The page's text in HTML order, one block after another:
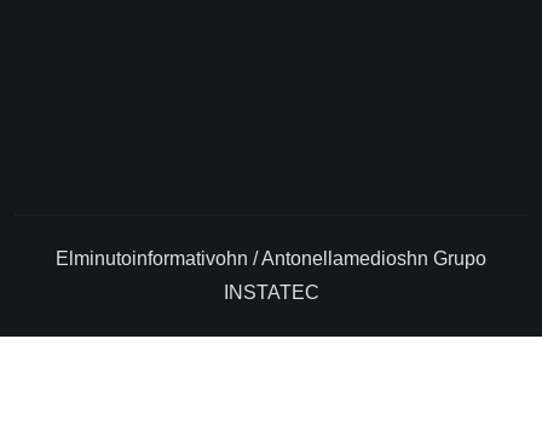
Elminutoinformativohn / Antonellamedioshn Grupo